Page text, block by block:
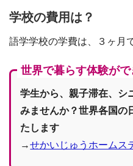
学校の費用は？
語学学校の学費は、３ヶ月
世界で暮らす体験が
学生から、親子滞在、シ
みませんか？世界各国の
たします
→せかいじゅうホームス